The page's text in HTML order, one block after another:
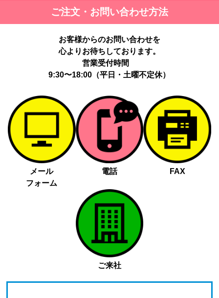
ご注文・お問い合わせ方法
お客様からのお問い合わせを
心よりお待ちしております。
営業受付時間
9:30〜18:00（平日・土曜不定休）
メール
フォーム
電話 FAX
ご来社